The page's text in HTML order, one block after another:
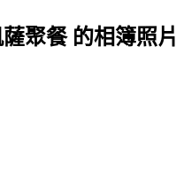
聚餐 的相簿照片